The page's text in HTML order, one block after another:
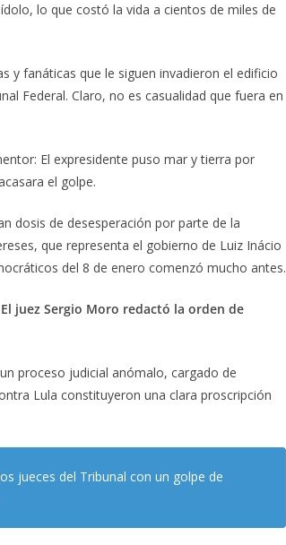
lo que costó la vida a cientos de miles de
y fanáticas que le siguen invadieron el edificio
Federal. Claro, no es casualidad que fuera en
El expresidente puso mar y tierra por
el golpe.
dosis de desesperación por parte de la
que representa el gobierno de Luiz Inácio
del 8 de enero comenzó mucho antes.
juez Sergio Moro redactó la orden de
proceso judicial anómalo, cargado de
Lula constituyeron una clara proscripción
jueces del Tribunal con un golpe de